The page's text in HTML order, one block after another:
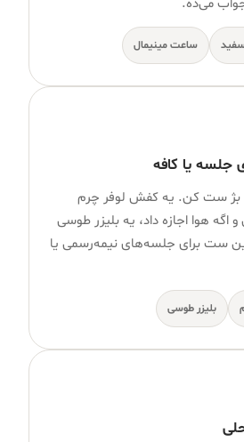
می‌ده.
ساعت مینیمال
جلسه یا کافه
بژ ست کن. یه کفش لوفر چرم
هوا اجازه داد، یه بلیزر طوسی
ست برای جلسه‌های نیمه‌رسمی یا
بلیزر طوسی